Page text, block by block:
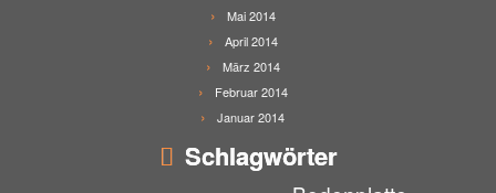
Mai 2014
April 2014
März 2014
Februar 2014
Januar 2014
Schlagwörter